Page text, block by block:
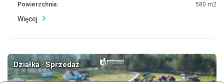
Powierzchnia: 580 m2
Więcej
Działka · Sprzedaż